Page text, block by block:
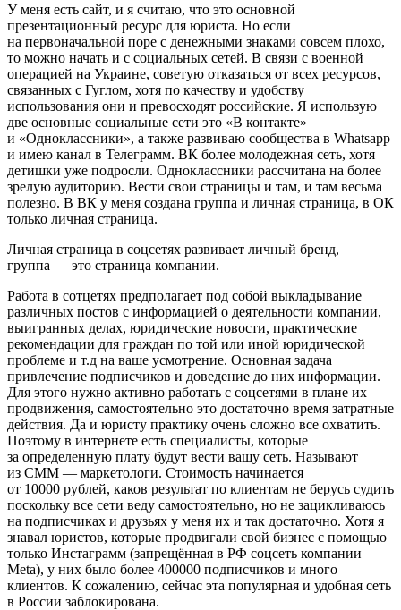
У меня есть сайт, и я считаю, что это основной
презентационный ресурс для юриста. Но если
на первоначальной поре с денежными знаками совсем плохо,
то можно начать и с социальных сетей. В связи с военной
операцией на Украине, советую отказаться от всех ресурсов,
связанных с Гуглом, хотя по качеству и удобству
использования они и превосходят российские. Я использую
две основные социальные сети это «В контакте»
и «Одноклассники», а также развиваю сообщества в Whatsapp
и имею канал в Телеграмм. ВК более молодежная сеть, хотя
детишки уже подросли. Одноклассники рассчитана на более
зрелую аудиторию. Вести свои страницы и там, и там весьма
полезно. В ВК у меня создана группа и личная страница, в ОК
только личная страница.
Личная страница в соцсетях развивает личный бренд,
группа — это страница компании.
Работа в сотцетях предполагает под собой выкладывание
различных постов с информацией о деятельности компании,
выигранных делах, юридические новости, практические
рекомендации для граждан по той или иной юридической
проблеме и т.д на ваше усмотрение. Основная задача
привлечение подписчиков и доведение до них информации.
Для этого нужно активно работать с соцсетями в плане их
продвижения, самостоятельно это достаточно время затратные
действия. Да и юристу практику очень сложно все охватить.
Поэтому в интернете есть специалисты, которые
за определенную плату будут вести вашу сеть. Называют
из СММ — маркетологи. Стоимость начинается
от 10000 рублей, каков результат по клиентам не берусь судить
поскольку все сети веду самостоятельно, но не зацикливаюсь
на подписчиках и друзьях у меня их и так достаточно. Хотя я
знавал юристов, которые продвигали свой бизнес с помощью
только Инстаграмм (запрещённая в РФ соцсеть компании
Meta), у них было более 400000 подписчиков и много
клиентов. К сожалению, сейчас эта популярная и удобная сеть
в России заблокирована.